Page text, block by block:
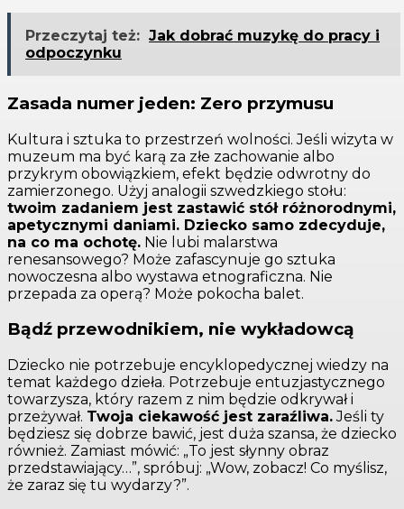
Przeczytaj też: Jak dobrać muzykę do pracy i
odpoczynku
Zasada numer jeden: Zero przymusu
Kultura i sztuka to przestrzeń wolności. Jeśli wizyta w
muzeum ma być karą za złe zachowanie albo
przykrym obowiązkiem, efekt będzie odwrotny do
zamierzonego. Użyj analogii szwedzkiego stołu:
twoim zadaniem jest zastawić stół różnorodnymi,
apetycznymi daniami. Dziecko samo zdecyduje,
na co ma ochotę. Nie lubi malarstwa
renesansowego? Może zafascynuje go sztuka
nowoczesna albo wystawa etnograficzna. Nie
przepada za operą? Może pokocha balet.
Bądź przewodnikiem, nie wykładowcą
Dziecko nie potrzebuje encyklopedycznej wiedzy na
temat każdego dzieła. Potrzebuje entuzjastycznego
towarzysza, który razem z nim będzie odkrywał i
przeżywał. Twoja ciekawość jest zaraźliwa.Jeśli ty
będziesz się dobrze bawić, jest duża szansa, że dziecko
również. Zamiast mówić: „To jest słynny obraz
przedstawiający…”, spróbuj: „Wow, zobacz! Co myślisz,
że zaraz się tu wydarzy?”.